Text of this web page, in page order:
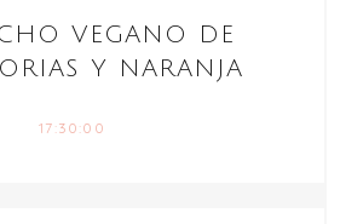
VEGANO DE
Y NARANJA
17:30:00